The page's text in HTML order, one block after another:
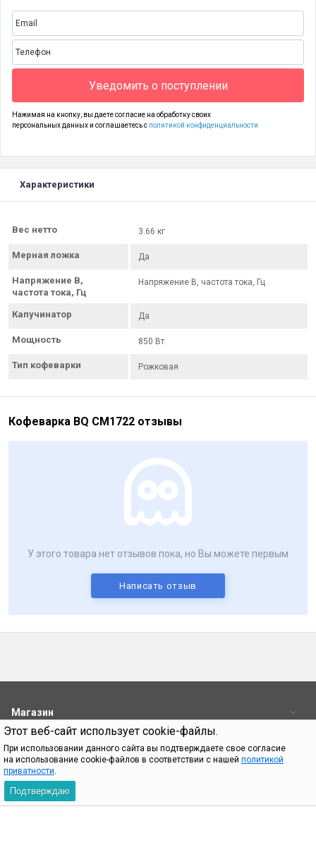
Этот веб-сайт использует cookie-файлы.
При использовании данного сайта вы подтверждаете свое согласие
на использование cookie-файлов в соответствии с нашей политикой
приватности.
Подтверждаю
Уведомить о поступлении
Нажимая на кнопку, вы даете согласие на обработку своих
персональных данных и соглашаетесь с политикой конфиденциальности
Характеристики
Вес нетто 3.66 кг
Мерная ложка Да
Напряжение В,
частота тока, Гц
Напряжение В, частота тока, Гц
Капучинатор Да
Мощность 850 Вт
Тип кофеварки Рожковая
Кофеварка BQ CM1722 отзывы
У этого товара нет отзывов пока, но Вы можете первым
Написать отзыв
Магазин
Контакты
При использовании материалов с сайта shop.bq.ru обязательно